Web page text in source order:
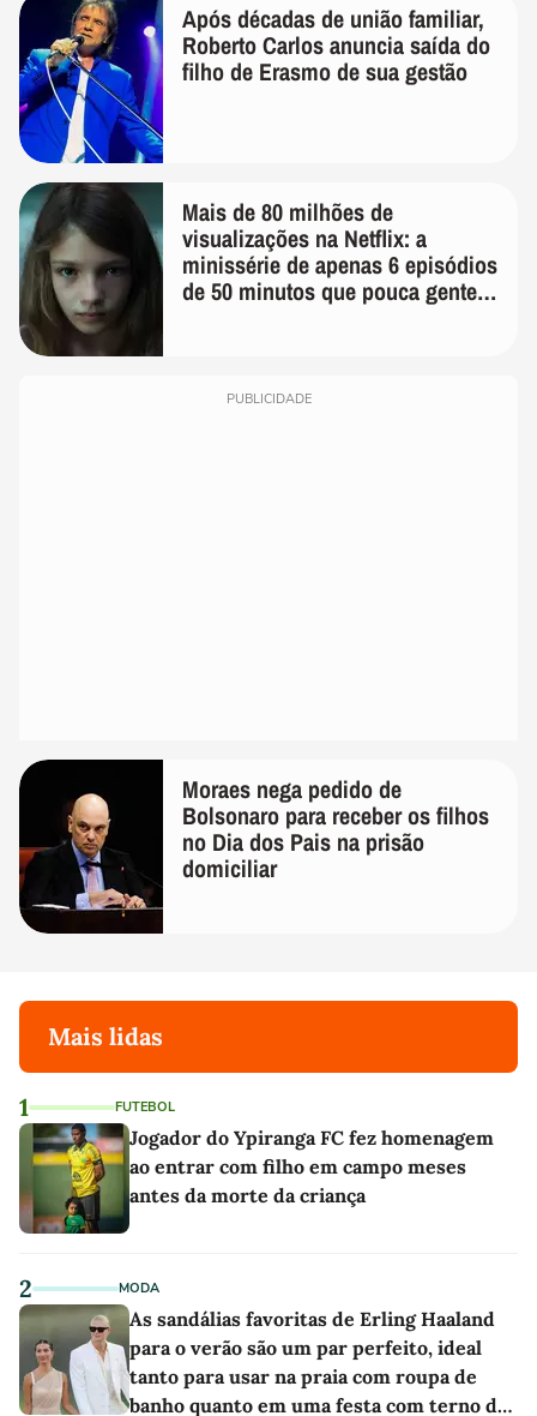
Após décadas de união familiar,
Roberto Carlos anuncia saída do
filho de Erasmo de sua gestão
Mais de 80 milhões de
visualizações na Netflix: a
minissérie de apenas 6 episódios
de 50 minutos que pouca gente
PUBLICIDADE
Moraes nega pedido de
Bolsonaro para receber os filhos
no Dia dos Pais na prisão
domiciliar
Mais lidas
1 FUTEBOL
Jogador do Ypiranga FC fez homenagem
ao entrar com filho em campo meses
antes da morte da criança
2 MODA
As sandálias favoritas de Erling Haaland
para o verão são um par perfeito, ideal
tanto para usar na praia com roupa de
banho quanto em uma festa com terno de